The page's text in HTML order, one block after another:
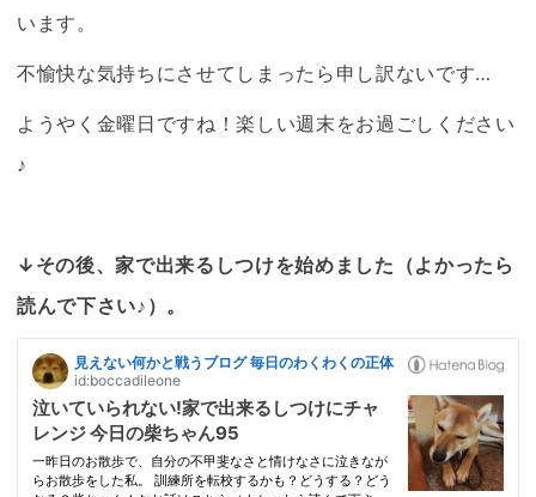
います。
不愉快な気持ちにさせてしまったら申し訳ないです…
ようやく金曜日ですね！楽しい週末をお過ごしください
♪
↓その後、家で出来るしつけを始めました（よかったら
読んで下さい♪）。